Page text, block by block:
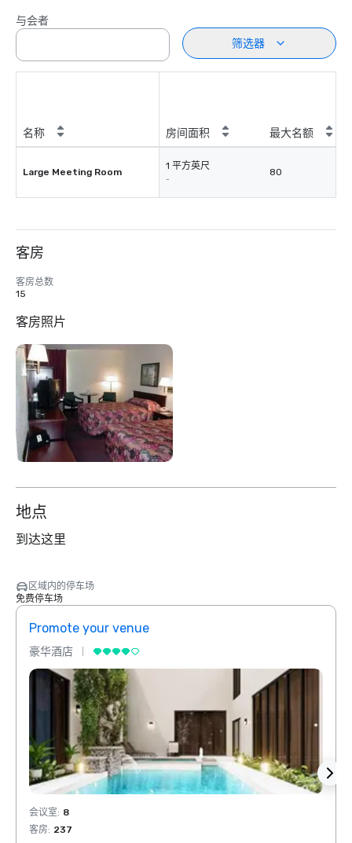
与会者
筛选器
名称 房间面积 最大名额
Large Meeting Room
1 平方英尺
-
80
客房
客房总数
15
客房照片
地点
到达这里
区域内的停车场
免费停车场
Promote your venue
豪华酒店
会议室: 8
客房: 237